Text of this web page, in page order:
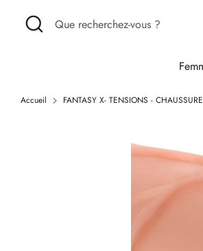
Recherche
Que
recherchez-
Accueil
FANTASY X- TENSIONS -